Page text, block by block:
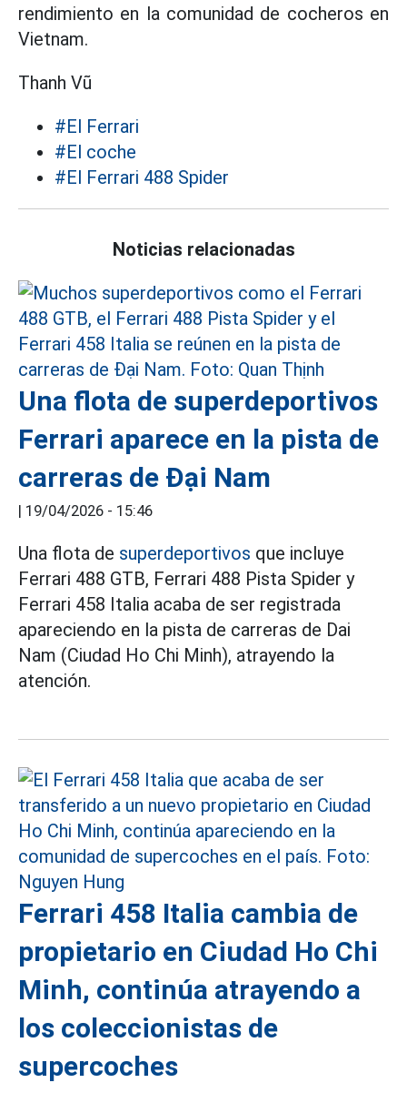
rendimiento en la comunidad de cocheros en
Vietnam.
Thanh Vũ
#El Ferrari
#El coche
#El Ferrari 488 Spider
Noticias relacionadas
Una flota de superdeportivos
Ferrari aparece en la pista de
carreras de Đại Nam
| 19/04/2026 - 15:46
Una flota de superdeportivos que incluye
Ferrari 488 GTB, Ferrari 488 Pista Spider y
Ferrari 458 Italia acaba de ser registrada
apareciendo en la pista de carreras de Dai
Nam (Ciudad Ho Chi Minh), atrayendo la
atención.
Ferrari 458 Italia cambia de
propietario en Ciudad Ho Chi
Minh, continúa atrayendo a
los coleccionistas de
supercoches